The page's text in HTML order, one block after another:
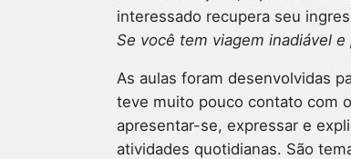
interessado recupera seu
Se você tem viagem inadiável
As aulas foram desenvolvidas
teve muito pouco contato com
apresentar-se, expressar e
atividades quotidianas. São